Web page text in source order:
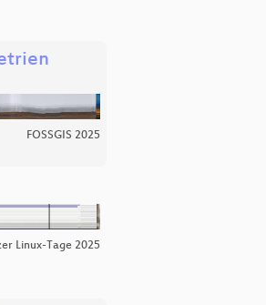
FOSSGIS 2025
Linux-Tage 2025